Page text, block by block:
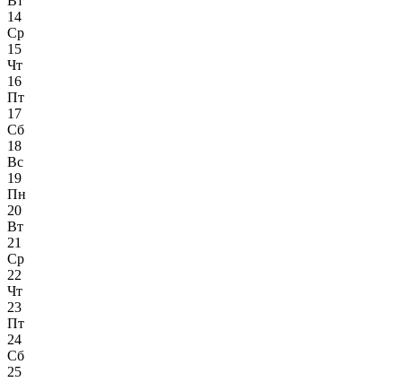
14
Ср
15
Чт
16
Пт
17
Сб
18
Вс
19
Пн
20
Вт
21
Ср
22
Чт
23
Пт
24
Сб
25